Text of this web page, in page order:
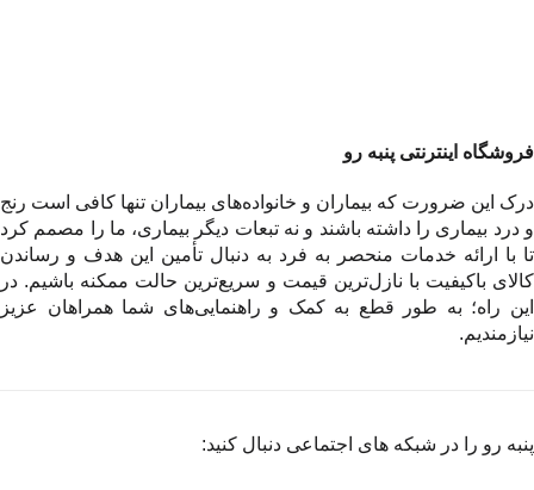
فروشگاه اینترنتی پنبه رو
درک این ضرورت که بیماران و خانواده‌های بیماران تنها کافی است رنج
و درد بیماری را داشته باشند و نه تبعات دیگر بیماری، ما را مصمم کرد
تا با ارائه خدمات منحصر به فرد به دنبال تأمین این هدف و رساندن
کالای باکیفیت با نازل‌ترین قیمت و سریع‌ترین حالت ممکنه باشیم. در
این راه؛ به طور قطع به کمک و راهنمایی‌های شما همراهان عزیز
نیازمندیم.
پنبه رو را در شبکه های اجتماعی دنبال کنید: